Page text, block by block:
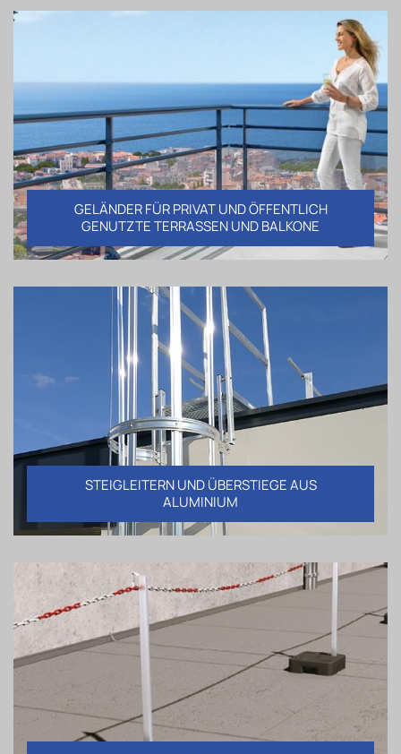
GELÄNDER FÜR PRIVAT UND ÖFFENTLICH
GENUTZTE TERRASSEN UND BALKONE
STEIGLEITERN UND ÜBERSTIEGE AUS
ALUMINIUM